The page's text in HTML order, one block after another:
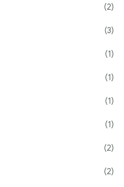
(2)
(3)
(1)
(1)
(1)
(1)
(2)
(2)